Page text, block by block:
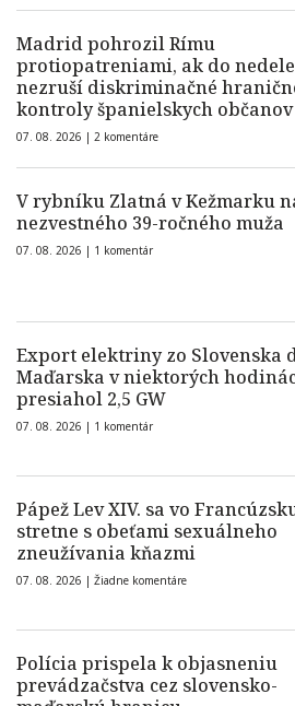
Madrid pohrozil Rímu
protiopatreniami, ak do nedele
nezruší diskriminačné
kontroly španielskych občanov
07. 08. 2026 | 2 komentáre
V rybníku Zlatná v Kežmarku
nezvestného 39-ročného muža
07. 08. 2026 | 1 komentár
Export elektriny zo Slovenska
Maďarska v niektorých
presiahol 2,5 GW
07. 08. 2026 | 1 komentár
Pápež Lev XIV. sa vo
stretne s obeťami sexuálneho
zneužívania kňazmi
07. 08. 2026 | Žiadne komentáre
Polícia prispela k objasneniu
prevádzačstva cez slovensko-